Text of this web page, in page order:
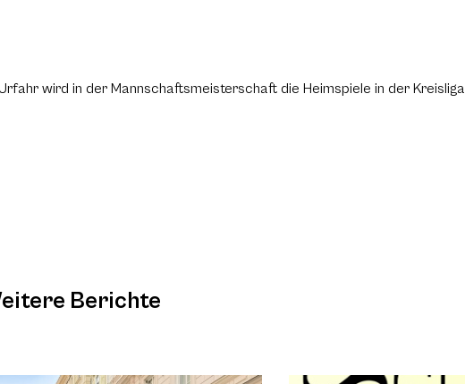
wird in der Mannschaftsmeisterschaft die Heimspiele in der Kreisliga
Berichte